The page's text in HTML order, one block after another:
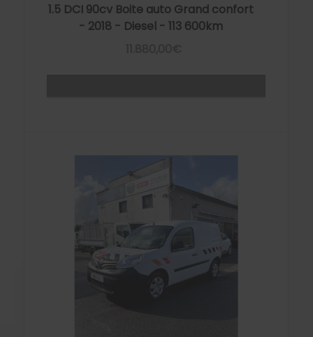
1.5 DCI 90cv Boite auto Grand confort
- 2018 - Diesel - 113 600km